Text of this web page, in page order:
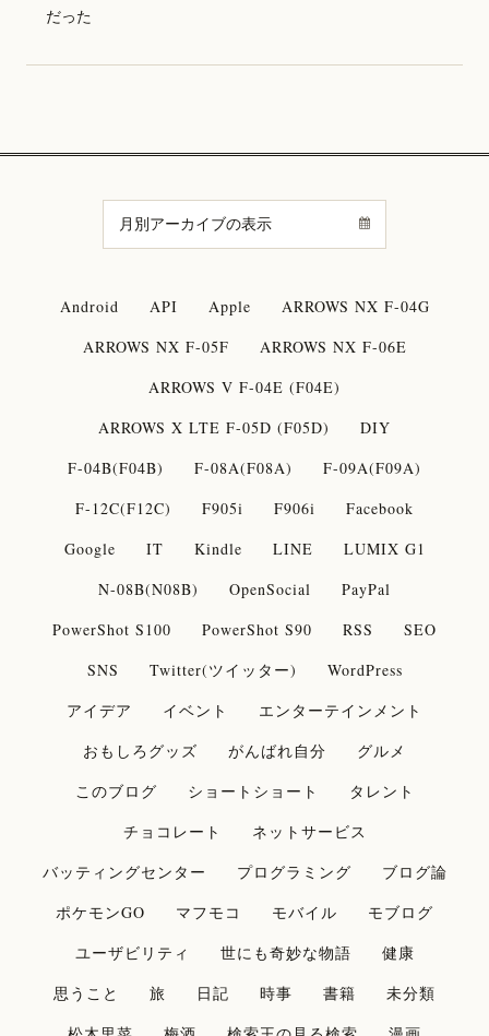
だった
Android API Apple
ARROWS NX F-04G
ARROWS NX F-05F
ARROWS NX F-06E
ARROWS V F-04E (F04E)
ARROWS X LTE F-05D (F05D)
DIY
F-04B(F04B)
F-08A(F08A)
F-09A(F09A)
F-12C(F12C)
F905i F906i
Facebook
Google
IT Kindle LINE
LUMIX G1
N-08B(N08B)
OpenSocial
PayPal
PowerShot S100
PowerShot S90 RSS
SEO
SNS
Twitter(ツイッター)
WordPress
アイデア
イベント
エンターテインメント
おもしろグッズ
がんばれ自分
グルメ
このブログ
ショートショート
タレント
チョコレート
ネットサービス
バッティングセンター
プログラミング
ブログ論
ポケモンGO
マフモコ モバイル
モブログ
ユーザビリティ
世にも奇妙な物語
健康
思うこと
旅 日記 時事 書籍
未分類